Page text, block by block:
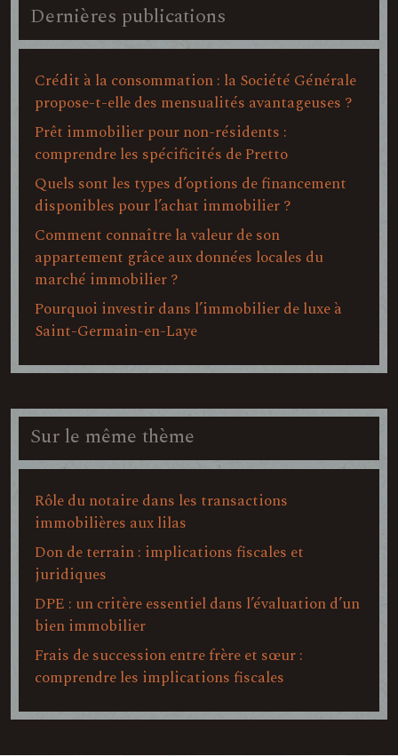
Dernières publications
Crédit à la consommation : la Société Générale
propose-t-elle des mensualités avantageuses ?
Prêt immobilier pour non-résidents :
comprendre les spécificités de Pretto
Quels sont les types d’options de financement
disponibles pour l’achat immobilier ?
Comment connaître la valeur de son
appartement grâce aux données locales du
marché immobilier ?
Pourquoi investir dans l’immobilier de luxe à
Saint-Germain-en-Laye
Sur le même thème
Rôle du notaire dans les transactions
immobilières aux lilas
Don de terrain : implications fiscales et
juridiques
DPE : un critère essentiel dans l’évaluation d’un
bien immobilier
Frais de succession entre frère et sœur :
comprendre les implications fiscales